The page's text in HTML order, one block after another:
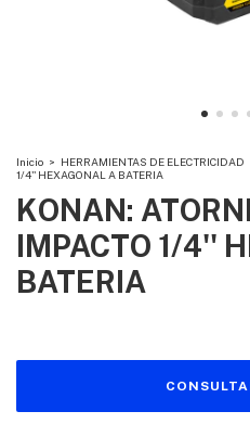
Inicio > HERRAMIENTAS DE ELECTRICIDAD
1/4'' HEXAGONAL A BATERIA
KONAN:
IMPACTO 1/4''
BATERIA